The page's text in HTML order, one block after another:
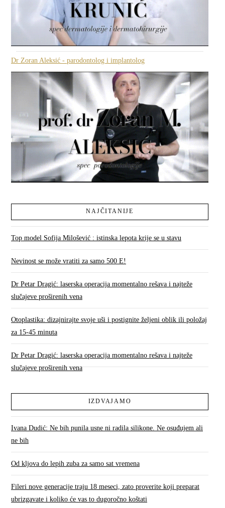
Dr Zoran Aleksić - parodontolog i implantolog
NAJČITANIJE
Top model Sofija Milošević : istinska lepota krije se u stavu
Nevinost se može vratiti za samo 500 E!
Dr Petar Dragić: laserska operacija momentalno rešava i najteže
slučajeve proširenih vena
Otoplastika: dizajnirajte svoje uši i postignite željeni oblik ili položaj
za 15-45 minuta
Dr Petar Dragić: laserska operacija momentalno rešava i najteže
slučajeve proširenih vena
IZDVAJAMO
Ivana Dudić: Ne bih punila usne ni radila silikone. Ne osuđujem ali
ne bih
Od kljova do lepih zuba za samo sat vremena
Fileri nove generacije traju 18 meseci, zato proverite koji preparat
ubrizgavate i koliko će vas to dugoročno koštati